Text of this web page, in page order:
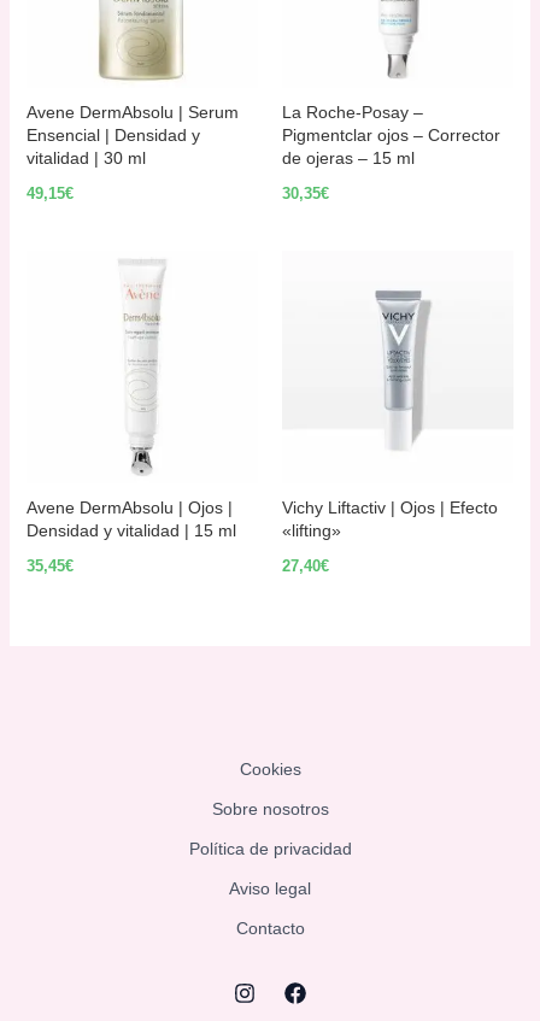
Avene DermAbsolu | Serum
Ensencial | Densidad y
vitalidad | 30 ml
49,15€
La Roche-Posay –
Pigmentclar ojos – Corrector
de ojeras – 15 ml
30,35€
Avene DermAbsolu | Ojos |
Densidad y vitalidad | 15 ml
35,45€
Vichy Liftactiv | Ojos | Efecto
«lifting»
27,40€
Cookies
Sobre nosotros
Política de privacidad
Aviso legal
Contacto